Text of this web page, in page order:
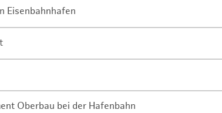
Eisenbahnhafen
Oberbau bei der Hafenbahn